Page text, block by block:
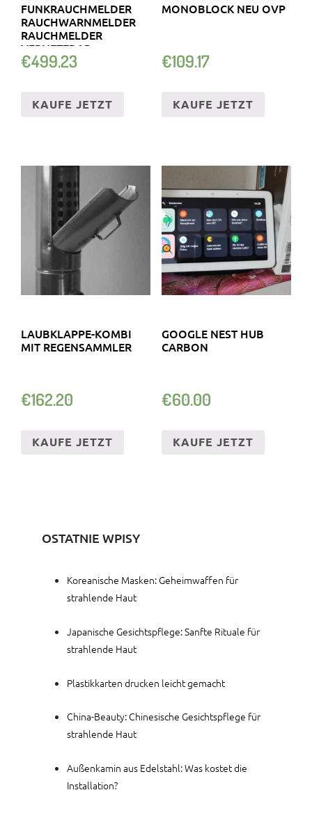
FUNKRAUCHMELDER
RAUCHWARNMELDER
RAUCHMELDER
VERNETZBAR
€499.23
KAUFE JETZT
MONOBLOCK NEU OVP
€109.17
KAUFE JETZT
LAUBKLAPPE-KOMBI
MIT REGENSAMMLER
€162.20
KAUFE JETZT
GOOGLE NEST HUB
CARBON
€60.00
KAUFE JETZT
OSTATNIE WPISY
Koreanische Masken: Geheimwaffen für
strahlende Haut
Japanische Gesichtspflege: Sanfte Rituale für
strahlende Haut
Plastikkarten drucken leicht gemacht
China-Beauty: Chinesische Gesichtspflege für
strahlende Haut
Außenkamin aus Edelstahl: Was kostet die
Installation?